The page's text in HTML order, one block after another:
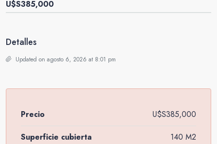
U$S385,000
Detalles
Updated on agosto 6, 2026 at 8:01 pm
Precio U$S385,000
Superficie cubierta 140 M2